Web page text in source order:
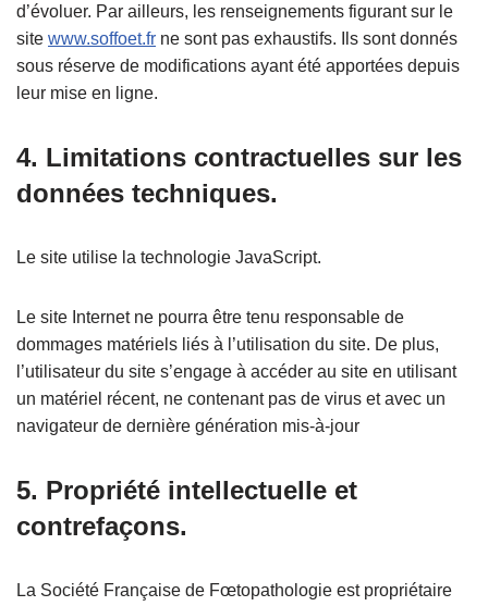
d’évoluer. Par ailleurs, les renseignements figurant sur le
site www.soffoet.fr ne sont pas exhaustifs. Ils sont donnés
sous réserve de modifications ayant été apportées depuis
leur mise en ligne.
4. Limitations contractuelles sur les
données techniques.
Le site utilise la technologie JavaScript.
Le site Internet ne pourra être tenu responsable de
dommages matériels liés à l’utilisation du site. De plus,
l’utilisateur du site s’engage à accéder au site en utilisant
un matériel récent, ne contenant pas de virus et avec un
navigateur de dernière génération mis-à-jour
5. Propriété intellectuelle et
contrefaçons.
La Société Française de Fœtopathologie est propriétaire